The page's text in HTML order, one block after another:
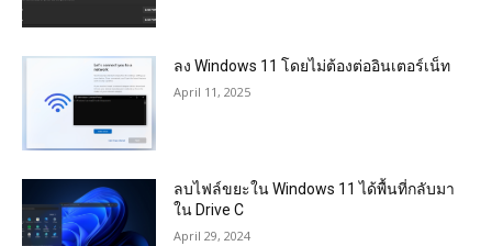
ลง Windows 11 โดยไม่ต้องต่ออินเตอร์เน็ท
April 11, 2025
ลบไฟล์ขยะใน Windows 11 ได้พื้นที่กลับมา
ใน Drive C
April 29, 2024